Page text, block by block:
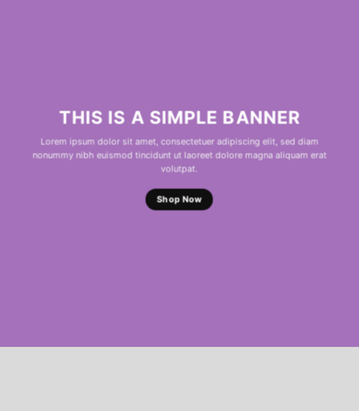
THIS IS A SIMPLE BANNER
Lorem ipsum dolor sit amet, consectetuer adipiscing elit, sed diam
nonummy nibh euismod tincidunt ut laoreet dolore magna aliquam erat
volutpat.
Shop Now